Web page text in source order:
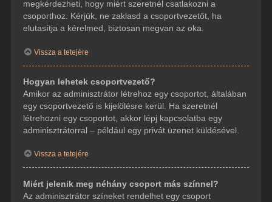
megkérdezheti, hogy miért szeretnél csatlakozni a
csoporthoz. Kérjük, ne zaklasd a csoportvezetőt, ha
elutasítja a kérelmed, biztosan megvan az oka.
Vissza a tetejére
Hogyan lehetek csoportvezető?
Amikor az adminisztrátor létrehoz egy csoportot, általában
egy csoportvezető is kijelölésre kerül. Ha szeretnél
létrehozni egy csoportot, akkor lépj kapcsolatba egy
adminisztrátorral – például egy privát üzenet küldésével.
Vissza a tetejére
Miért jelenik meg néhány csoport más színnel?
Az adminisztrátor színeket rendelhet egy csoport